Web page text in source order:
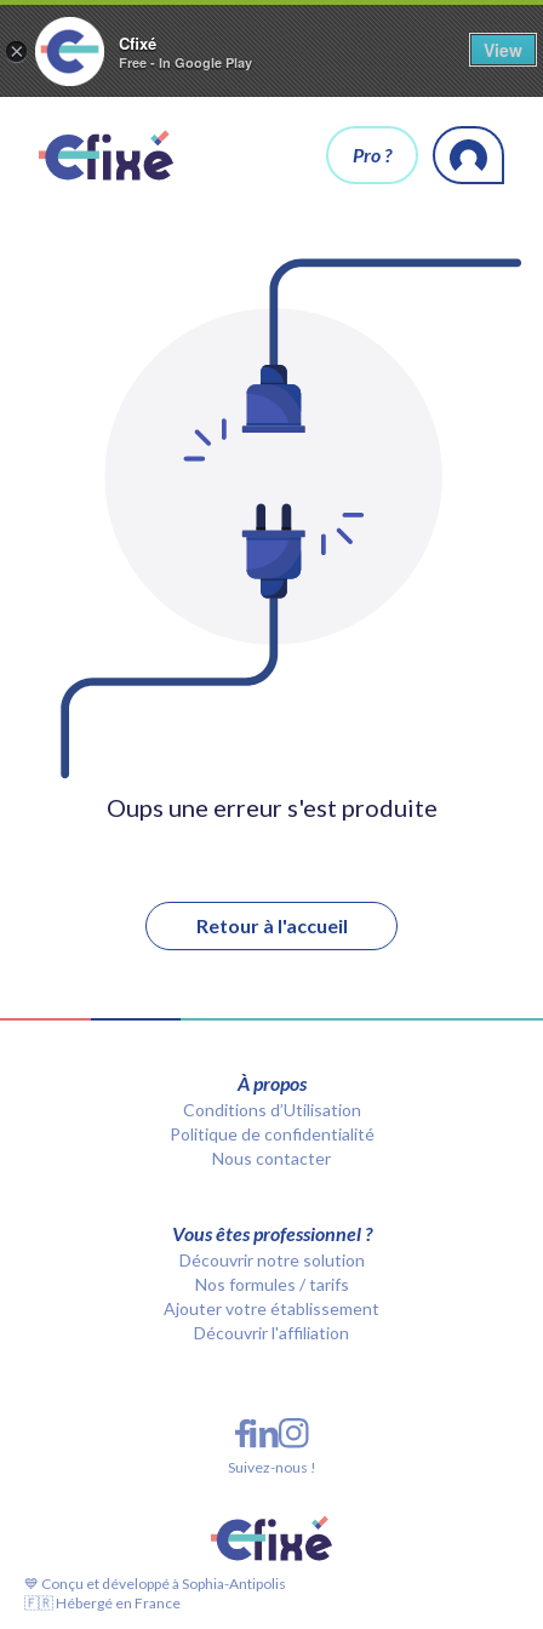
× Cfixé
Free - In Google Play
View
Pro ?
Oups une erreur s'est produite
Retour à l'accueil
À propos
Conditions d’Utilisation
Politique de confidentialité
Nous contacter
Vous êtes professionnel ?
Découvrir notre solution
Nos formules / tarifs
Ajouter votre établissement
Découvrir l'affiliation
💙 Conçu et développé à Sophia-Antipolis
🇫🇷 Hébergé en France
Suivez-nous !